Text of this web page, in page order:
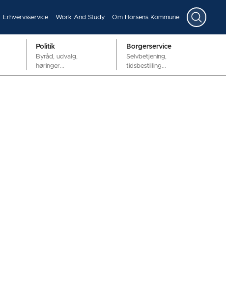
Erhvervsservice Work And Study Om Horsens Kommune
Politik
Byråd, udvalg,
høringer...
Borgerservice
Selvbetjening,
tidsbestilling...